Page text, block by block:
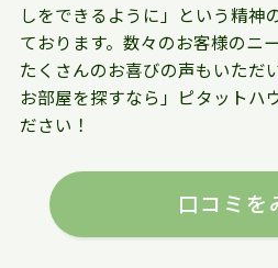
しをできるように」という精神
ております。数々のお客様のニ
たくさんのお喜びの声もいただ
お部屋を探すなら」ピタットハ
ださい！
口コミを